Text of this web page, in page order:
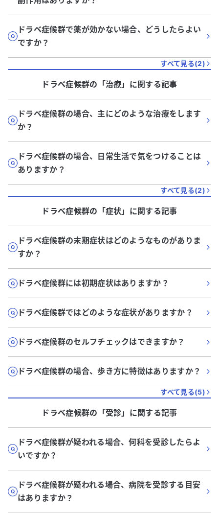
ドラベ症候群で薬が効かない場合、どうしたらよい
ですか？
すべて見る(2)
ドラベ症候群の「治療」に関する記事
ドラベ症候群の場合、主にどのような治療をします
か？
ドラベ症候群の場合、日常生活で気をつけることは
ありますか？
すべて見る(2)
ドラベ症候群の「症状」に関する記事
ドラベ症候群の末期症状はどのようなものがありま
すか？
ドラベ症候群には初期症状はありますか？
ドラベ症候群ではどのような症状がありますか？
ドラベ症候群のセルフチェックはできますか？
ドラベ症候群の場合、歩き方に特徴はありますか？
すべて見る(5)
ドラベ症候群の「受診」に関する記事
ドラベ症候群が疑われる場合、何科を受診したらよ
いですか？
ドラベ症候群が疑われる場合、病院を受診する目安
はありますか？